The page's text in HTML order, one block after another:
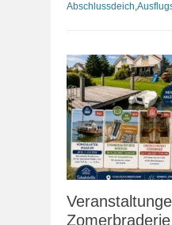
Abschlussdeich,